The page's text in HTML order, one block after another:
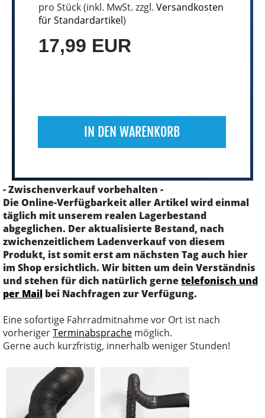
pro Stück (inkl. MwSt. zzgl. Versandkosten
für Standardartikel)
17,99 EUR
IN DEN WARENKORB
- Zwischenverkauf vorbehalten -
Die Online-Verfügbarkeit aller Artikel wird einmal
täglich mit unserem realen Lagerbestand
abgeglichen. Der aktualisierte Bestand, nach
zwichenzeitlichem Ladenverkauf von diesem
Produkt, ist somit erst am nächsten Tag auch hier
im Shop ersichtlich. Wir bitten um dein Verständnis
und stehen für dich natürlich gernetelefonisch und
per Mail bei Nachfragen zur Verfügung.
Eine sofortige Fahrradmitnahme vor Ort ist nach
vorherigerTerminabsprache möglich.
Gerne auch kurzfristig, innerhalb weniger Stunden!